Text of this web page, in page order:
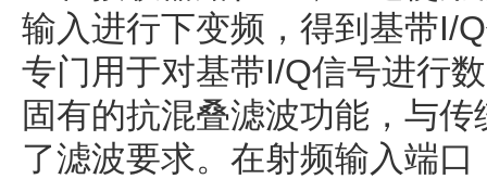
输入进行下变频，得到基带I/
专门用于对基带I/Q信号进行
固有的抗混叠滤波功能，与
了滤波要求。在射频输入端